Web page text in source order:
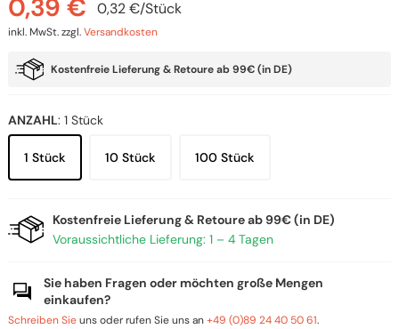
0,39 € 0,32€/Stück
inkl. MwSt.zzgl.Versandkosten
Kostenfreie Lieferung & Retoure ab 99€ (in DE)
ANZAHL: 1 Stück
1 Stück 10 Stück 100 Stück
Kostenfreie Lieferung & Retoure ab 99€ (in DE)
Voraussichtliche Lieferung: 1 – 4 Tagen
Sie haben Fragen oder möchten große Mengen
einkaufen?
Schreiben Sieuns oder rufen Sie uns an+49 (0)89 24 40 50 61.